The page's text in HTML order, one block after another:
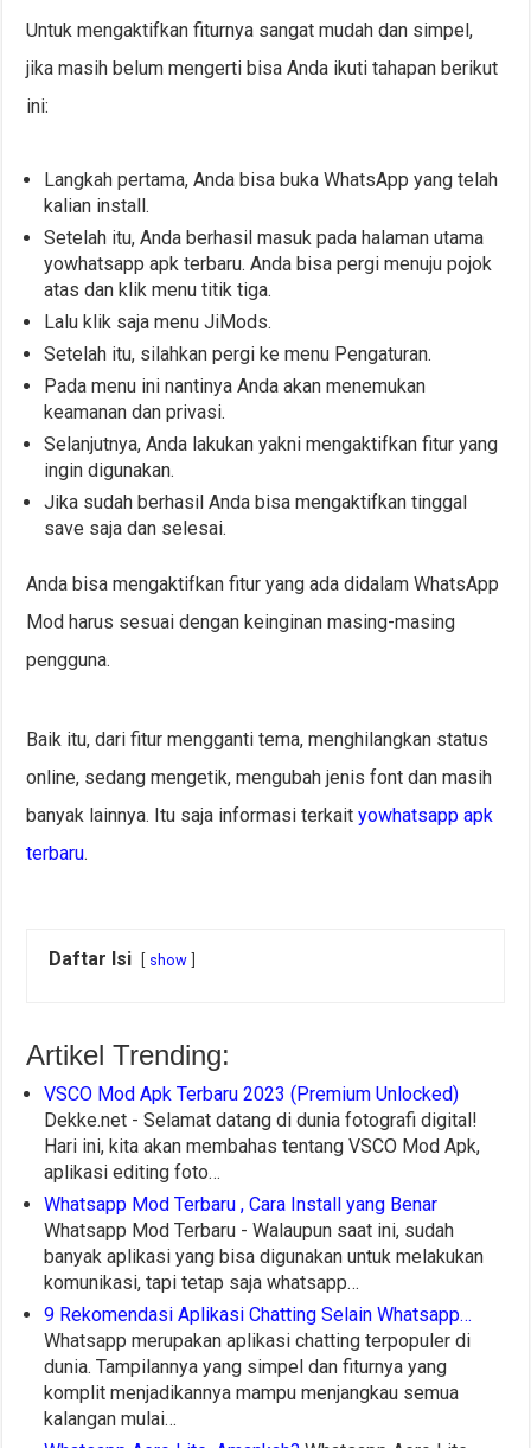
Untuk mengaktifkan fiturnya sangat mudah dan simpel,
jika masih belum mengerti bisa Anda ikuti tahapan berikut
ini:
Langkah pertama, Anda bisa buka WhatsApp yang telah
kalian install.
Setelah itu, Anda berhasil masuk pada halaman utama
yowhatsapp apk terbaru. Anda bisa pergi menuju pojok
atas dan klik menu titik tiga.
Lalu klik saja menu JiMods.
Setelah itu, silahkan pergi ke menu Pengaturan.
Pada menu ini nantinya Anda akan menemukan
keamanan dan privasi.
Selanjutnya, Anda lakukan yakni mengaktifkan fitur yang
ingin digunakan.
Jika sudah berhasil Anda bisa mengaktifkan tinggal
save saja dan selesai.
Anda bisa mengaktifkan fitur yang ada didalam WhatsApp
Mod harus sesuai dengan keinginan masing-masing
pengguna.
Baik itu, dari fitur mengganti tema, menghilangkan status
online, sedang mengetik, mengubah jenis font dan masih
banyak lainnya. Itu saja informasi terkaityowhatsapp apk
terbaru.
Daftar Isi show
Artikel Trending:
VSCO Mod Apk Terbaru 2023 (Premium Unlocked)
Dekke.net - Selamat datang di dunia fotografi digital!
Hari ini, kita akan membahas tentang VSCO Mod Apk,
aplikasi editing foto…
Whatsapp Mod Terbaru , Cara Install yang Benar
Whatsapp Mod Terbaru - Walaupun saat ini, sudah
banyak aplikasi yang bisa digunakan untuk melakukan
komunikasi, tapi tetap saja whatsapp…
9 Rekomendasi Aplikasi Chatting Selain Whatsapp…
Whatsapp merupakan aplikasi chatting terpopuler di
dunia. Tampilannya yang simpel dan fiturnya yang
komplit menjadikannya mampu menjangkau semua
kalangan mulai…